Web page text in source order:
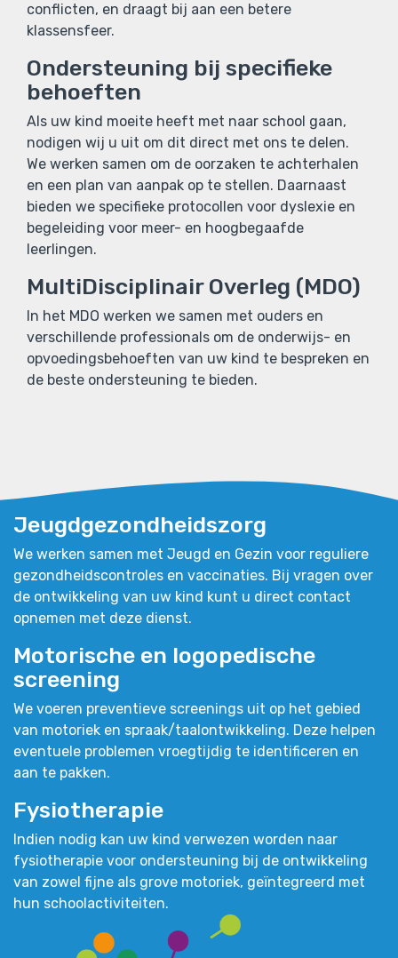
conflicten, en draagt bij aan een betere
klassensfeer.
Ondersteuning bij specifieke
behoeften
Als uw kind moeite heeft met naar school gaan,
nodigen wij u uit om dit direct met ons te delen.
We werken samen om de oorzaken te achterhalen
en een plan van aanpak op te stellen. Daarnaast
bieden we specifieke protocollen voor dyslexie en
begeleiding voor meer- en hoogbegaafde
leerlingen.
MultiDisciplinair Overleg (MDO)
In het MDO werken we samen met ouders en
verschillende professionals om de onderwijs- en
opvoedingsbehoeften van uw kind te bespreken en
de beste ondersteuning te bieden.
Jeugdgezondheidszorg
We werken samen met Jeugd en Gezin voor reguliere
gezondheidscontroles en vaccinaties. Bij vragen over
de ontwikkeling van uw kind kunt u direct contact
opnemen met deze dienst.
Motorische en logopedische
screening
We voeren preventieve screenings uit op het gebied
van motoriek en spraak/taalontwikkeling. Deze helpen
eventuele problemen vroegtijdig te identificeren en
aan te pakken.
Fysiotherapie
Indien nodig kan uw kind verwezen worden naar
fysiotherapie voor ondersteuning bij de ontwikkeling
van zowel fijne als grove motoriek, geïntegreerd met
hun schoolactiviteiten.